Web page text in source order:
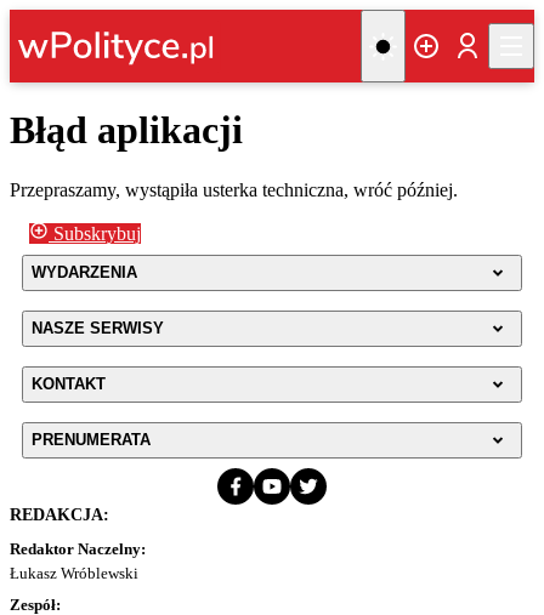
Błąd aplikacji
Przepraszamy, wystąpiła usterka techniczna, wróć później.
Subskrybuj
WYDARZENIA
NASZE SERWISY
KONTAKT
PRENUMERATA
REDAKCJA:
Redaktor Naczelny:
Łukasz Wróblewski
Zespół: